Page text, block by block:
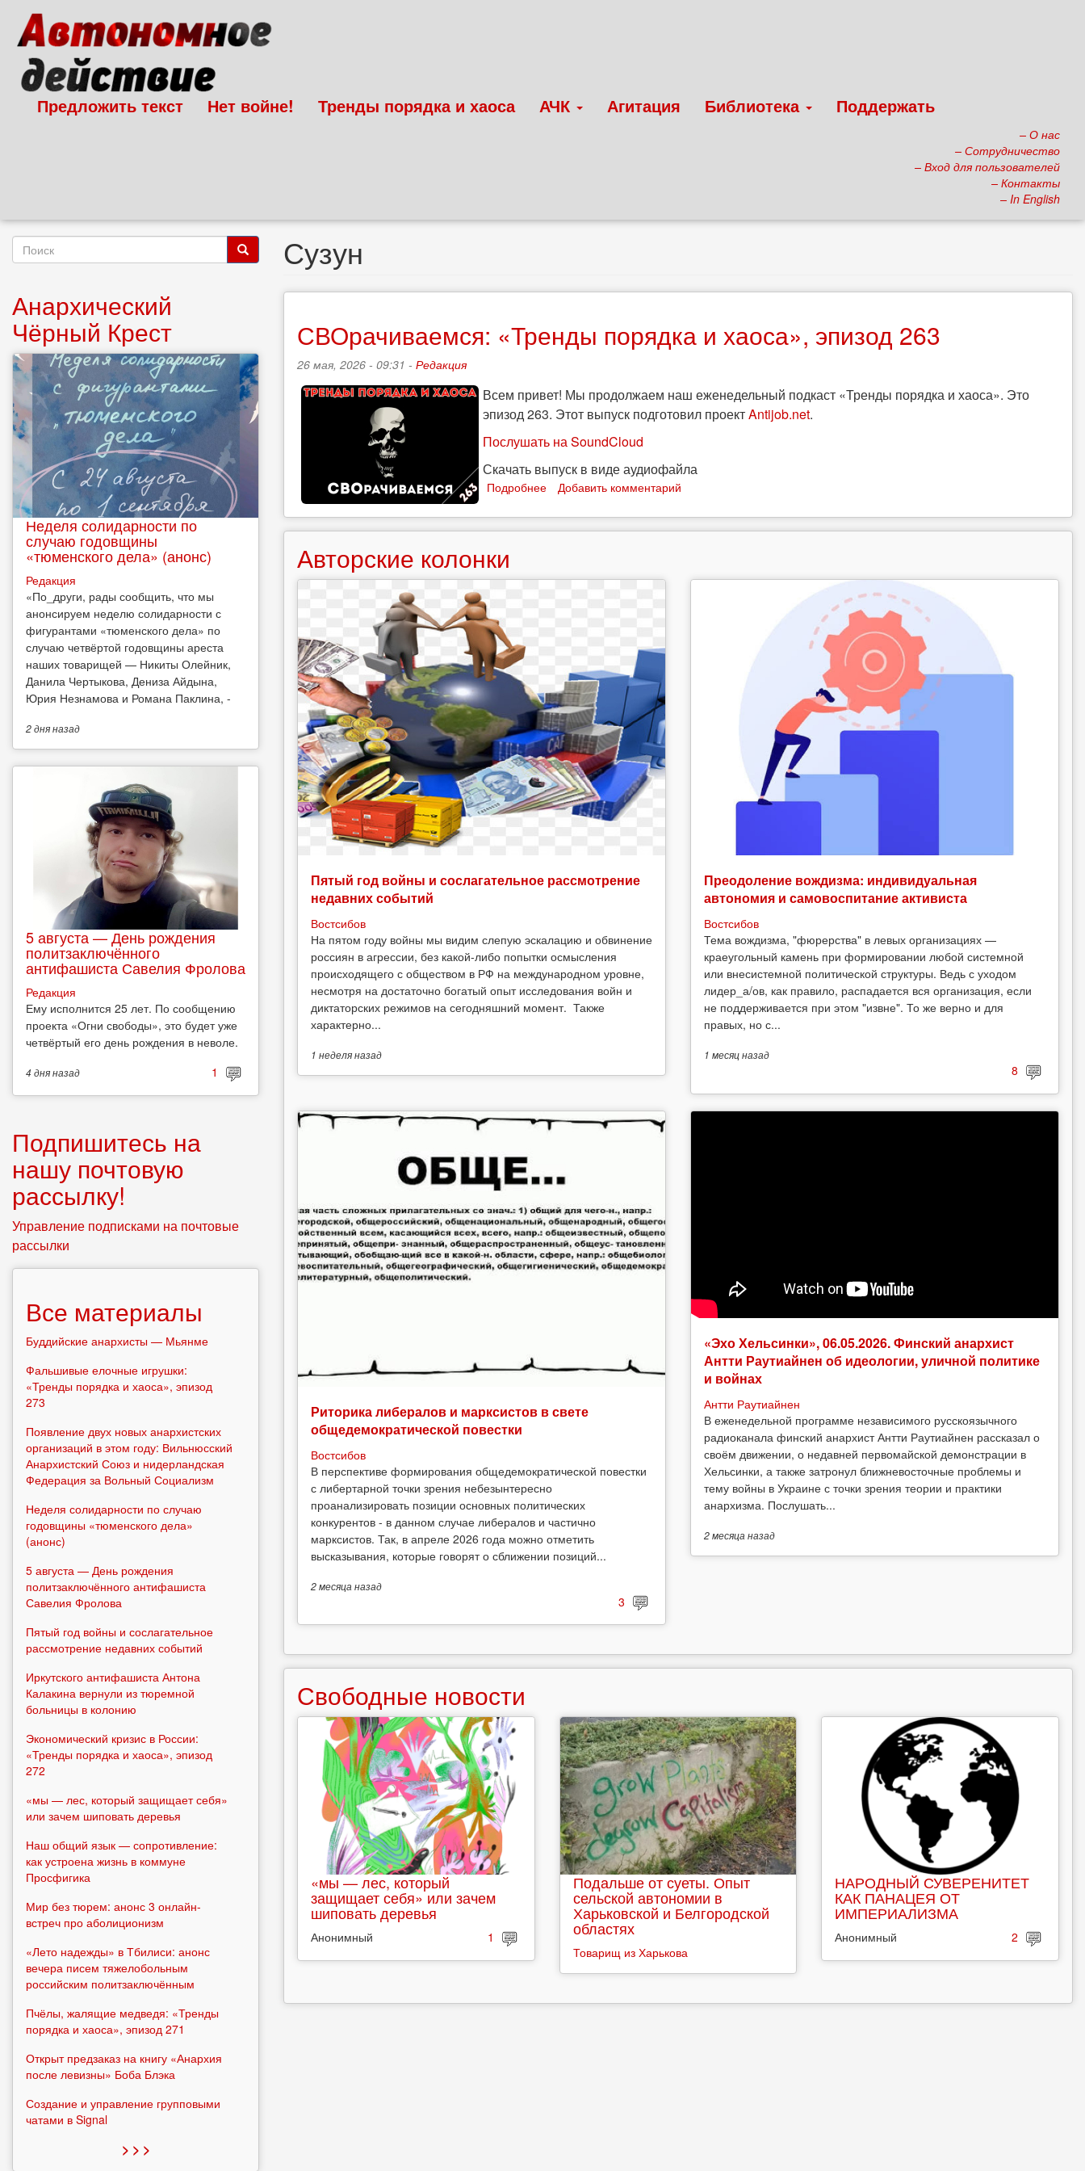
основному
содержанию
Предложить текст Нет войне! Тренды порядка и хаоса АЧК Агитация Библиотека Поддержать
– О нас
– Сотрудничество
– Вход для пользователей
– Контакты
– In English
Сузун
СВОрачиваемся: «Тренды порядка и хаоса», эпизод 263
26 мая, 2026 - 09:31 - Редакция
Всем привет! Мы продолжаем наш еженедельный подкаст «Тренды порядка и хаоса». Это
эпизод 263. Этот выпуск подготовил проектAntijob.net.
Послушать на SoundCloud
Скачать выпуск в виде аудиофайла
Подробнее
«Тренды
порядка
эпизод
Добавить комментарий
Авторские колонки
Пятый год войны и сослагательное рассмотрение
недавних событий
Востсибов
На пятом году войны мы видим слепую эскалацию и обвинение
россиян в агрессии, без какой-либо попытки осмысления
происходящего с обществом в РФ на международном уровне,
несмотря на достаточно богатый опыт исследования войн и
диктаторских режимов на сегодняшний момент. Также
характерно...
1 неделяназад
Преодоление вождизма: индивидуальная
автономия и самовоспитание активиста
Востсибов
Тема вождизма, "фюрерства" в левых организациях —
краеугольный камень при формировании любой системной
или внесистемной политической структуры. Ведь с уходом
лидер_а/ов, как правило, распадается вся организация, если
не поддерживается при этом "извне". То же верно и для
правых, но с...
1 месяцназад
8
Риторика либералов и марксистов в свете
общедемократической повестки
Востсибов
В перспективе формирования общедемократической повестки
с либертарной точки зрения небезынтересно
проанализировать позиции основных политических
конкурентов - в данном случае либералов и частично
марксистов. Так, в апреле 2026 года можно отметить
высказывания, которые говорят о сближении позиций...
2 месяца назад
3
«Эхо Хельсинки», 06.05.2026. Финский анархист
Антти Раутиайнен об идеологии, уличной политике
и войнах
Антти Раутиайнен
В еженедельной программе независимого русскоязычного
радиоканала финский анархист Антти Раутиайнен рассказал о
своём движении, о недавней первомайской демонстрации в
Хельсинки, а также затронул ближневосточные проблемы и
тему войны в Украине с точки зрения теории и практики
анархизма. Послушать...
2 месяца назад
Свободные новости
«мы — лес, который
защищает себя» или зачем
шиповать деревья
Анонимный 1
Подальше от суеты. Опыт
сельской автономии в
Харьковской и Белгородской
областях
Товарищ из Харькова
НАРОДНЫЙ СУВЕРЕНИТЕТ
КАК ПАНАЦЕЯ ОТ
ИМПЕРИАЛИЗМА
Анонимный 2
Форма
Анархический
Чёрный Крест
Неделя солидарности по
случаю годовщины
«тюменского дела» (анонс)
Редакция
​«По_други, рады сообщить, что мы
анонсируем неделю солидарности с
фигурантами «тюменского дела» по
случаю четвёртой годовщины ареста
наших товарищей — Никиты Олейник,
Данила Чертыкова, Дениза Айдына,
Юрия Незнамова и Романа Паклина, -
2 дняназад
5 августа — День рождения
политзаключённого
антифашиста Савелия Фролова
Редакция
Ему исполнится 25 лет. По сообщению
проекта «Огни свободы», это будет уже
четвёртый его день рождения в неволе.
4 дняназад 1
Подпишитесь на
нашу почтовую
рассылку!
Управление подписками на почтовые
рассылки
Все материалы
Буддийские анархисты — Мьянме
Фальшивые елочные игрушки:
«Тренды порядка и хаоса», эпизод
273
Появление двух новых анархистских
организаций в этом году: Вильнюсский
Анархистский Союз и нидерландская
Федерация за Вольный Социализм
Неделя солидарности по случаю
годовщины «тюменского дела»
(анонс)
5 августа — День рождения
политзаключённого антифашиста
Савелия Фролова
Пятый год войны и сослагательное
рассмотрение недавних событий
Иркутского антифашиста Антона
Калакина вернули из тюремной
больницы в колонию
Экономический кризис в России:
«Тренды порядка и хаоса», эпизод
272
«мы — лес, который защищает себя»
или зачем шиповать деревья
Наш общий язык — сопротивление:
как устроена жизнь в коммуне
Просфигика
Мир без тюрем: анонс 3 онлайн-
встреч про аболиционизм
«Лето надежды» в Тбилиси: анонс
вечера писем тяжелобольным
российским политзаключённым
Пчёлы, жалящие медведя: «Тренды
порядка и хаоса», эпизод 271
Открыт предзаказ на книгу «Анархия
после левизны» Боба Блэка
Создание и управление групповыми
чатами в Signal
> > >